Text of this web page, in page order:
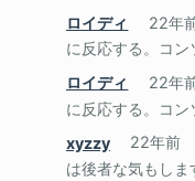
ロイディ
22年
に反応する。コ
ロイディ
22年
に反応する。コ
xyzzy
22年前
は後者な気もし